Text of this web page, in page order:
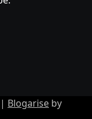
| Blogarise by